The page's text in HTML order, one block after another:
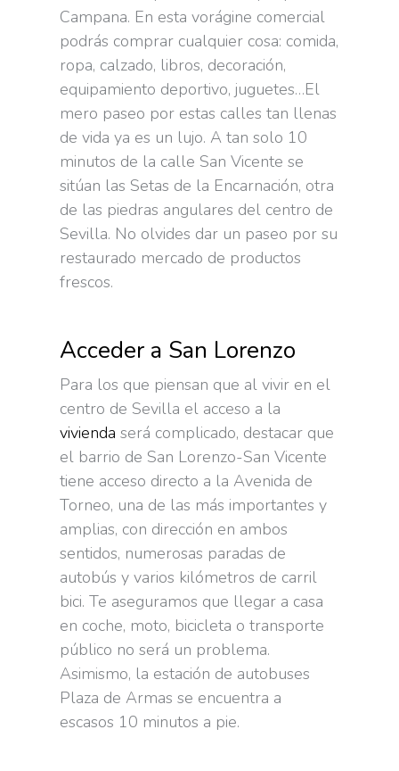
Campana. En esta vorágine comercial
podrás comprar cualquier cosa: comida,
ropa, calzado, libros, decoración,
equipamiento deportivo, juguetes…El
mero paseo por estas calles tan llenas
de vida ya es un lujo. A tan solo 10
minutos de la calle San Vicente se
sitúan las Setas de la Encarnación, otra
de las piedras angulares del centro de
Sevilla. No olvides dar un paseo por su
restaurado mercado de productos
frescos.
Acceder a San Lorenzo
Para los que piensan que al vivir en el
centro de Sevilla el acceso a la
vivienda será complicado, destacar que
el barrio de San Lorenzo-San Vicente
tiene acceso directo a la Avenida de
Torneo, una de las más importantes y
amplias, con dirección en ambos
sentidos, numerosas paradas de
autobús y varios kilómetros de carril
bici. Te aseguramos que llegar a casa
en coche, moto, bicicleta o transporte
público no será un problema.
Asimismo, la estación de autobuses
Plaza de Armas se encuentra a
escasos 10 minutos a pie.